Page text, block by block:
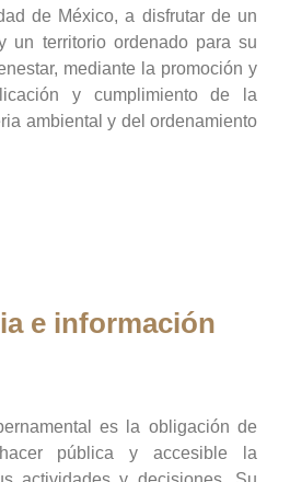
de México, a disfrutar de un
un territorio ordenado para su
mediante la promoción y
y cumplimiento de la
ambiental y del ordenamiento
e información
es la obligación de
pública y accesible la